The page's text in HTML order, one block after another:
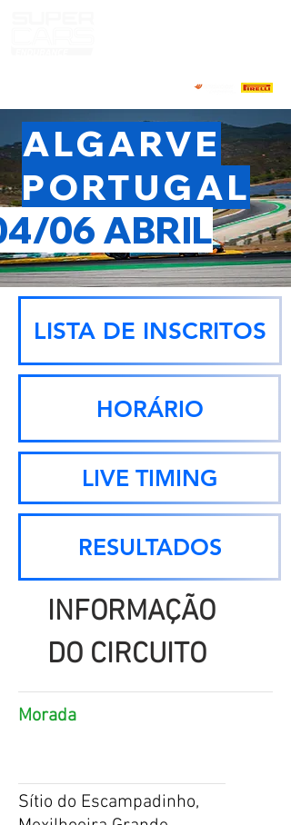
ALGARVE
PORTUGAL
06 ABRIL
LISTA DE INSCRITOS
HORÁRIO
LIVE TIMING
RESULTADOS
INFORMAÇÃO
DO CIRCUITO
Morada
Sítio do Escampadinho,